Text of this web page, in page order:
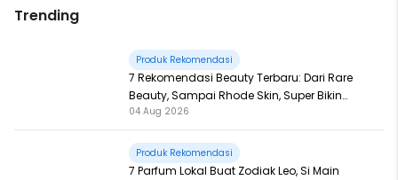
Trending
Produk Rekomendasi
7 Rekomendasi Beauty Terbaru: Dari Rare
Beauty, Sampai Rhode Skin, Super Bikin
Fomo
04 Aug 2026
Produk Rekomendasi
7 Parfum Lokal Buat Zodiak Leo, Si Main